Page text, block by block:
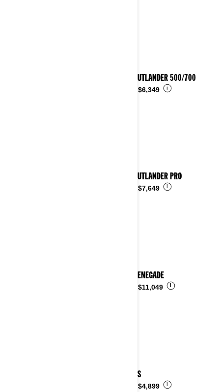
2024 OUTLANDER 500/700
$6,349 i
2024 OUTLANDER PRO
$7,649 i
2024 RENEGADE
$11,049 i
2024 DS
$4,899 i